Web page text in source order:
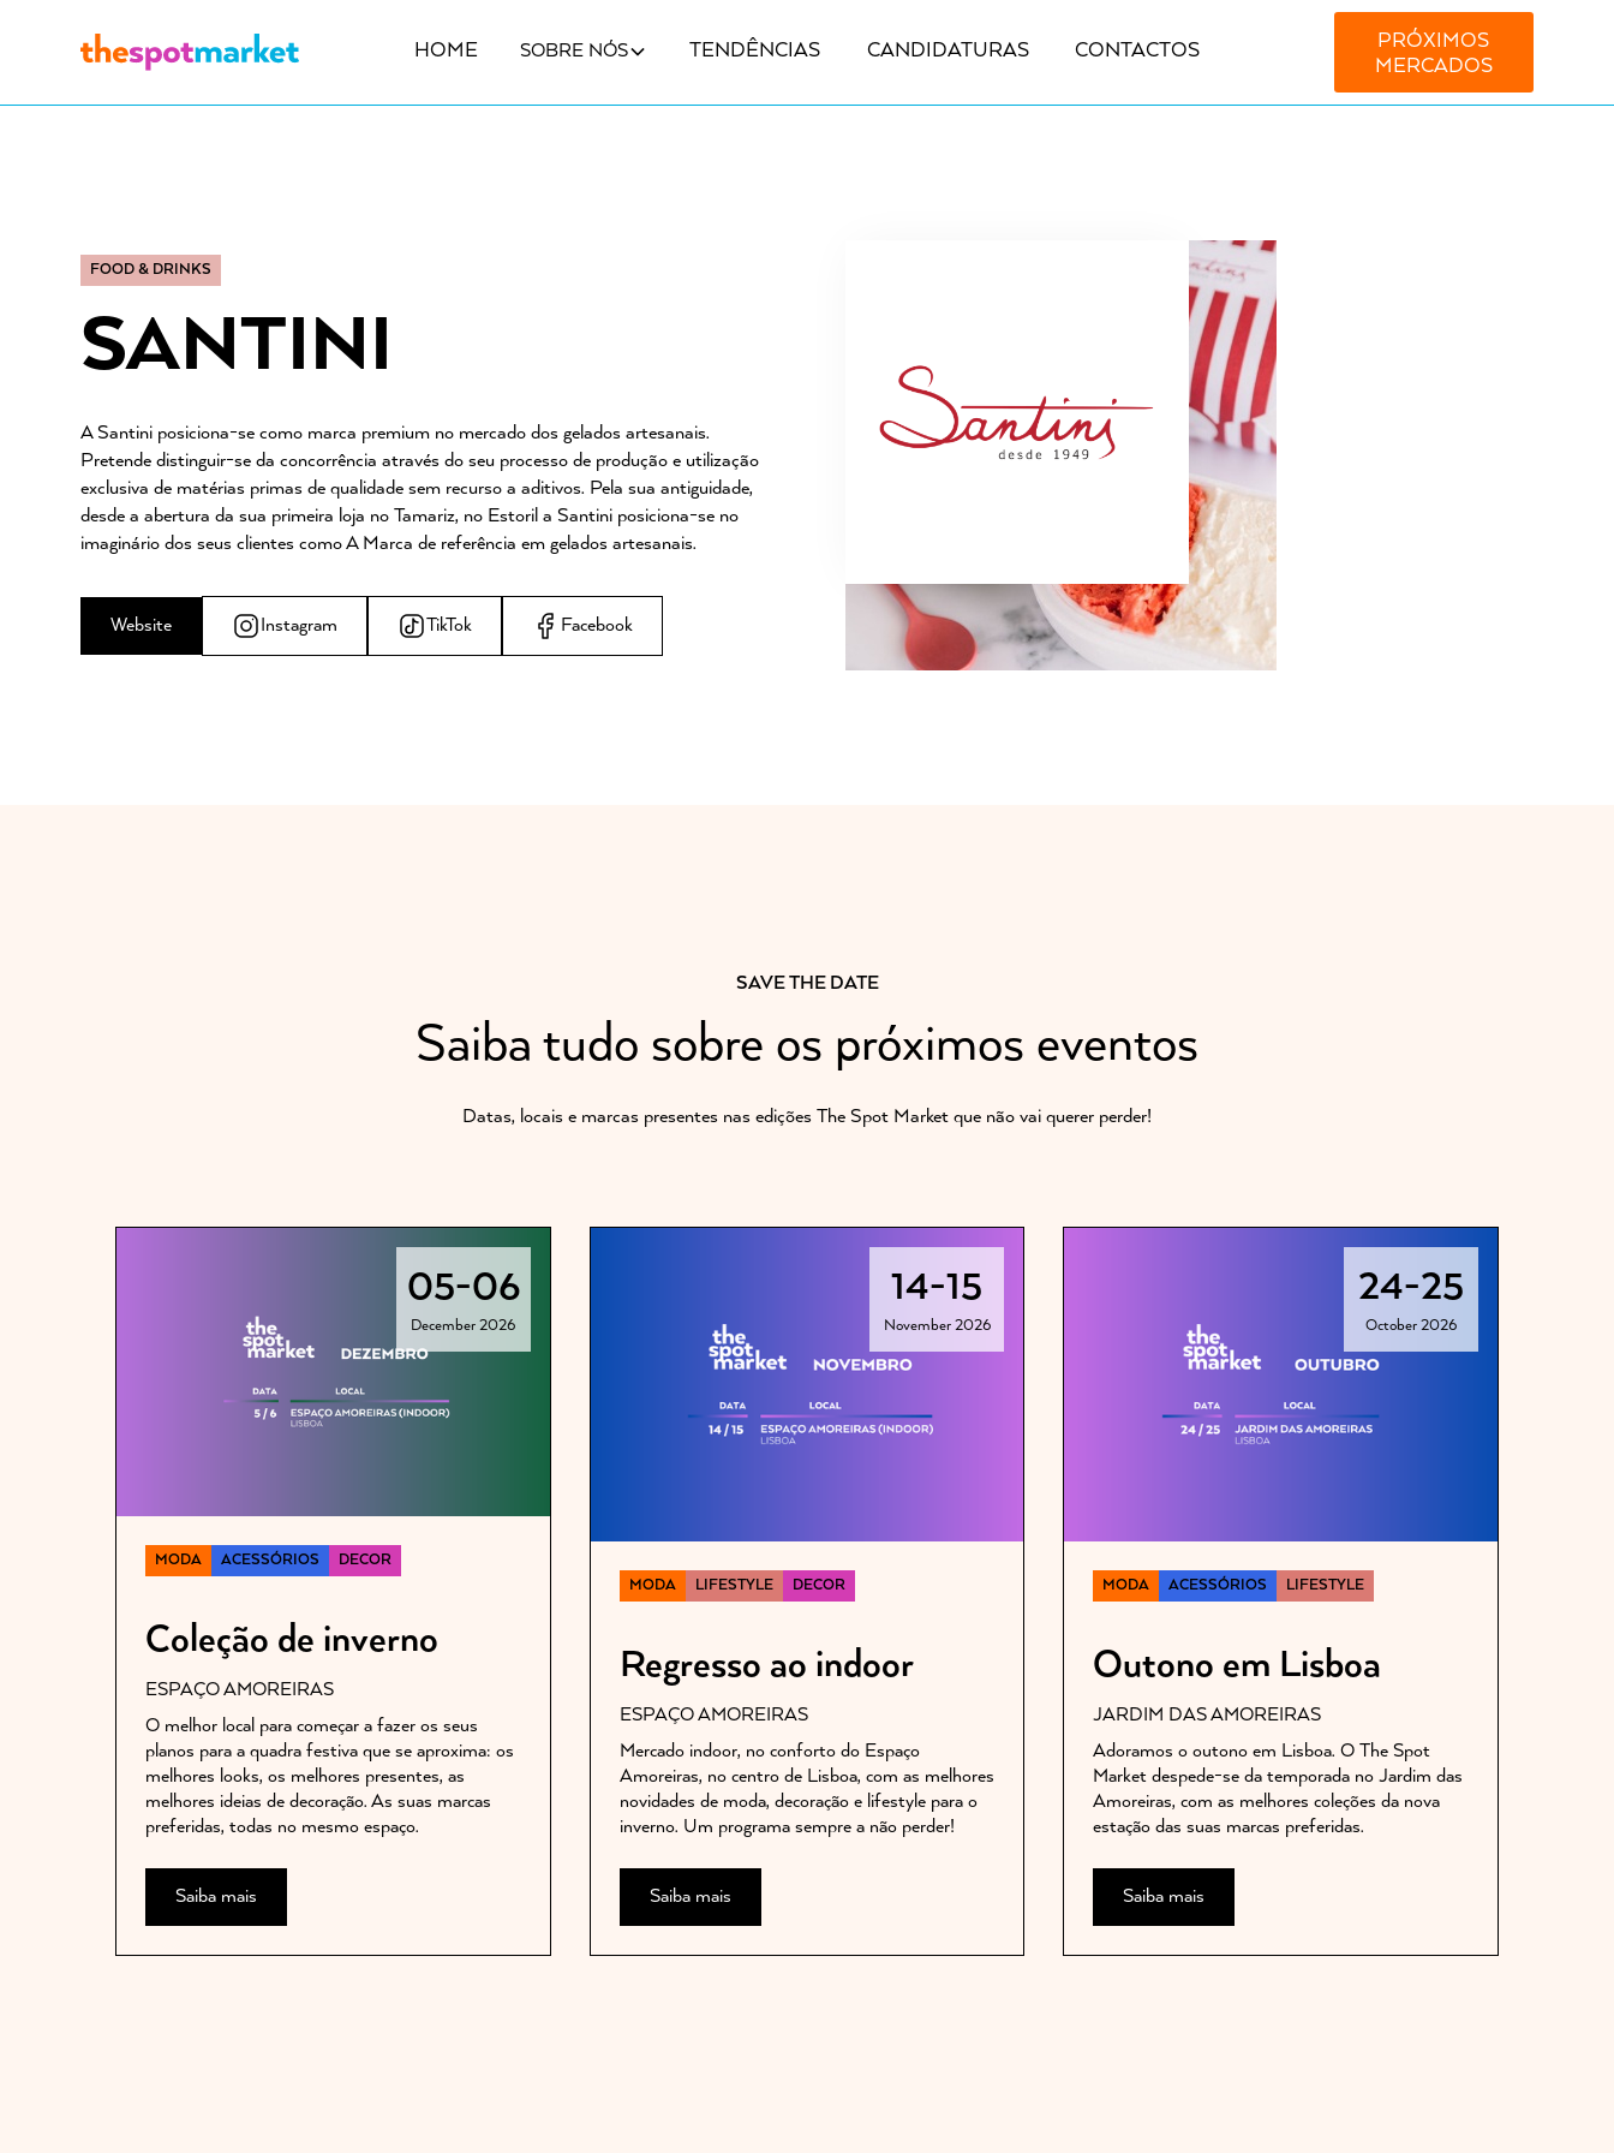
HOME SOBRE NÓS TENDÊNCIAS CANDIDATURAS CONTACTOS
PRÓXIMOS
MERCADOS
FOOD & DRINKS
SANTINI
A Santini posiciona-se como marca premium no mercado dos gelados artesanais.
Pretende distinguir-se da concorrência através do seu processo de produção e utilização
exclusiva de matérias primas de qualidade sem recurso a aditivos. Pela sua antiguidade,
desde a abertura da sua primeira loja no Tamariz, no Estoril a Santini posiciona-se no
imaginário dos seus clientes como A Marca de referência em gelados artesanais.
Website Instagram TikTok Facebook
SAVE THE DATE
Saiba tudo sobre os próximos eventos
Datas, locais e marcas presentes nas edições The Spot Market que não vai querer perder!
05-06
December 2026
MODA ACESSÓRIOS DECOR
Coleção de inverno
ESPAÇO AMOREIRAS
O melhor local para começar a fazer os seus
planos para a quadra festiva que se aproxima: os
melhores looks, os melhores presentes, as
melhores ideias de decoração. As suas marcas
preferidas, todas no mesmo espaço.
Saiba mais
14-15
November 2026
MODA LIFESTYLE DECOR
Regresso ao indoor
ESPAÇO AMOREIRAS
Mercado indoor, no conforto do Espaço
Amoreiras, no centro de Lisboa, com as melhores
novidades de moda, decoração e lifestyle para o
inverno. Um programa sempre a não perder!
Saiba mais
24-25
October 2026
MODA ACESSÓRIOS LIFESTYLE
Outono em Lisboa
JARDIM DAS AMOREIRAS
Adoramos o outono em Lisboa. O The Spot
Market despede-se da temporada no Jardim das
Amoreiras, com as melhores coleções da nova
estação das suas marcas preferidas.
Saiba mais